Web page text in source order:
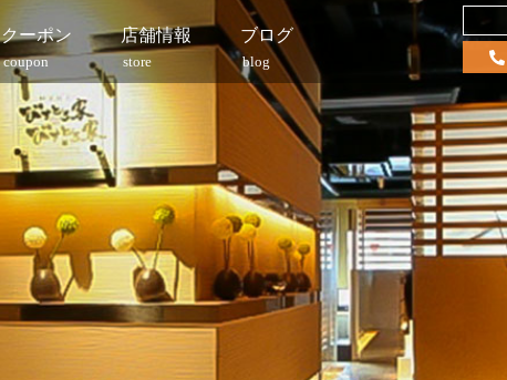
クーポン
coupon
店舗情報
store
ブログ
blog